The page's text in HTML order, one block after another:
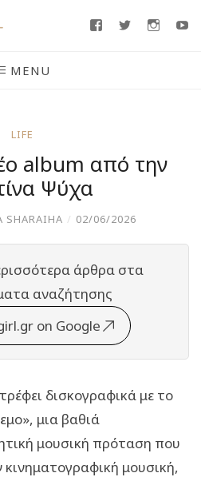
FacebookTwitter
MENU
LIFE
album από την
Ψύχα
SHARAIHA / 02/06/2026
άρθρα στα
αναζήτησης
on Google
δισκογραφικά με το
μια βαθιά
μουσική πρόταση που
κινηματογραφική μουσική,